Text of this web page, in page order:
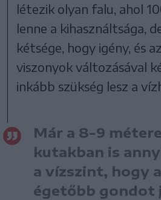
létezik olyan falu, ahol
lenne a kihasználtsága,
kétsége, hogy igény, és
viszonyok változásával
inkább szükség lesz a
Már a 8-9
kutakban is
a vízszint, hogy
égetőbb gondot